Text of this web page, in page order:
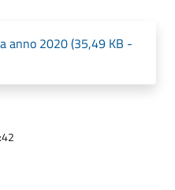
anno 2020 (35,49 KB -